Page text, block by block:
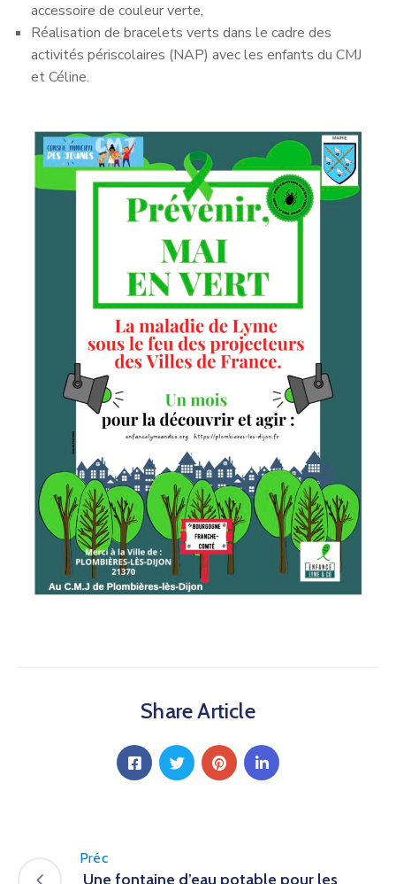
accessoire de couleur verte,
Réalisation de bracelets verts dans le cadre des
activités périscolaires (NAP) avec les enfants du CMJ
et Céline.
Share Article
Préc
Une fontaine d’eau potable pour les